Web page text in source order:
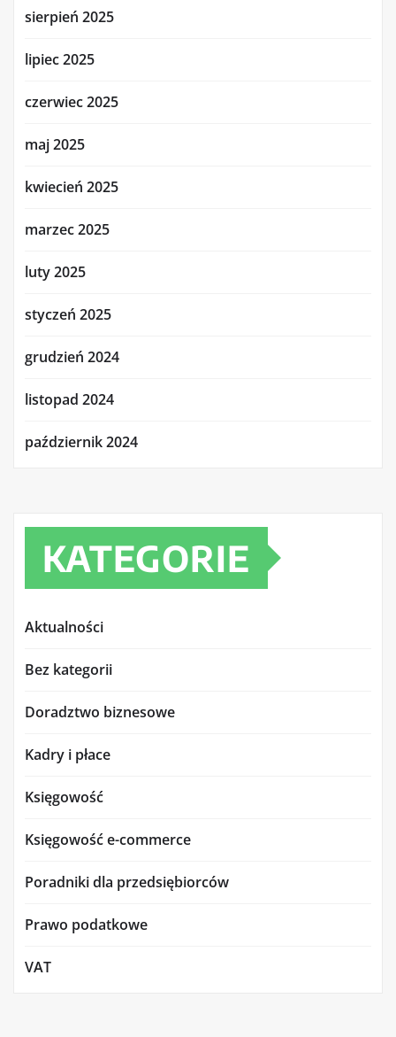
sierpień 2025
lipiec 2025
czerwiec 2025
maj 2025
kwiecień 2025
marzec 2025
luty 2025
styczeń 2025
grudzień 2024
listopad 2024
październik 2024
KATEGORIE
Aktualności
Bez kategorii
Doradztwo biznesowe
Kadry i płace
Księgowość
Księgowość e-commerce
Poradniki dla przedsiębiorców
Prawo podatkowe
VAT